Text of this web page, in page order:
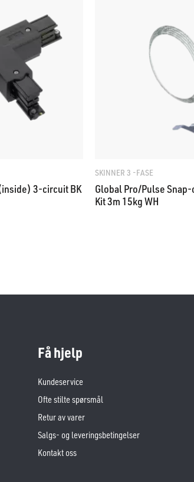
3-circuit BK
SKINNER 3 -FASE
Global Pro/Pulse
Kit 3m 15kg WH
Få hjelp
Kundeservice
Ofte stilte spørsmål
Retur av varer
Salgs- og leveringsbetingelser
Kontakt oss